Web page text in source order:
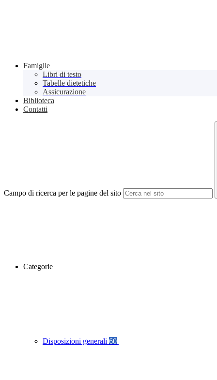
Famiglie
Libri di testo
Tabelle dietetiche
Assicurazione
Biblioteca
Contatti
Campo di ricerca per le pagine del sito
Categorie
Disposizioni generali 60